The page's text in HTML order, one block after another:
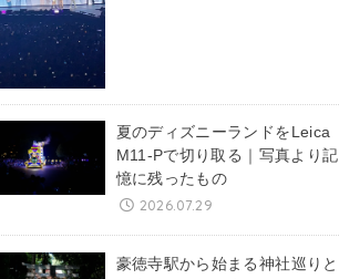
夏のディズニーランドをLeica
M11-Pで切り取る｜写真より記
憶に残ったもの
2026.07.29
豪徳寺駅から始まる神社巡りと